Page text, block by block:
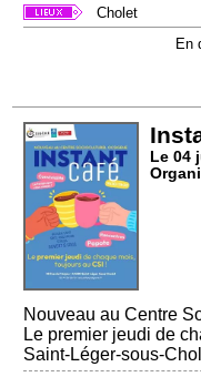
Cholet
En
Le 04
Nouveau au Centre
Le premier jeudi de
Saint-Léger-sous-